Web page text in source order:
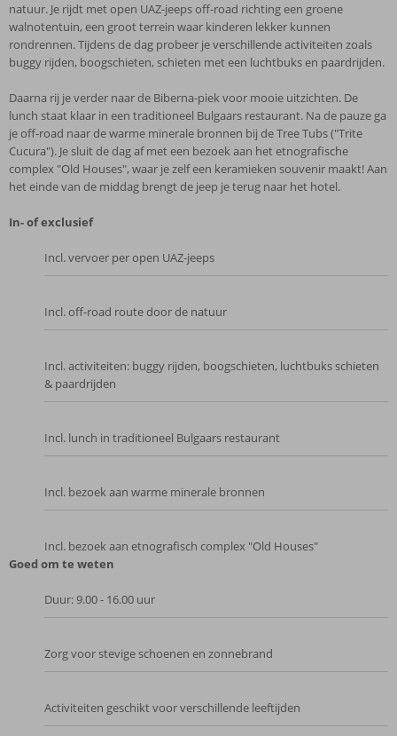
natuur. Je rijdt met open UAZ-jeeps off-road richting een groene
walnotentuin, een groot terrein waar kinderen lekker kunnen
rondrennen. Tijdens de dag probeer je verschillende activiteiten zoals
buggy rijden, boogschieten, schieten met een luchtbuks en paardrijden.
Daarna rij je verder naar de Biberna-piek voor mooie uitzichten. De
lunch staat klaar in een traditioneel Bulgaars restaurant. Na de pauze ga
je off-road naar de warme minerale bronnen bij de Tree Tubs ("Trite
Cucura"). Je sluit de dag af met een bezoek aan het etnografische
complex "Old Houses", waar je zelf een keramieken souvenir maakt! Aan
het einde van de middag brengt de jeep je terug naar het hotel.
In- of exclusief
Incl. vervoer per open UAZ-jeeps
Incl. off-road route door de natuur
Incl. activiteiten: buggy rijden, boogschieten, luchtbuks schieten
& paardrijden
Incl. lunch in traditioneel Bulgaars restaurant
Incl. bezoek aan warme minerale bronnen
Incl. bezoek aan etnografisch complex "Old Houses"
Goed om te weten
Duur: 9.00 - 16.00 uur
Zorg voor stevige schoenen en zonnebrand
Activiteiten geschikt voor verschillende leeftijden